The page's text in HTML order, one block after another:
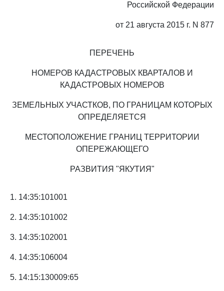
Российской Федерации
от 21 августа 2015 г. N 877
ПЕРЕЧЕНЬ
НОМЕРОВ КАДАСТРОВЫХ КВАРТАЛОВ И
КАДАСТРОВЫХ НОМЕРОВ
ЗЕМЕЛЬНЫХ УЧАСТКОВ, ПО ГРАНИЦАМ КОТОРЫХ
ОПРЕДЕЛЯЕТСЯ
МЕСТОПОЛОЖЕНИЕ ГРАНИЦ ТЕРРИТОРИИ
ОПЕРЕЖАЮЩЕГО
РАЗВИТИЯ "ЯКУТИЯ"
1. 14:35:101001
2. 14:35:101002
3. 14:35:102001
4. 14:35:106004
5. 14:15:130009:65